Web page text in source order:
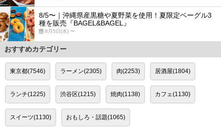
8/5〜｜沖縄県産黒糖や夏野菜を使用！夏限定ベーグル3
種を販売『BAGEL&BAGEL』
8月5日(水) 〜
おすすめカテゴリー
東京都(7546) ラーメン(2305) 肉(2253) 居酒屋(1804)
ランチ(1225) 渋谷区(1215) 焼肉(1138) カフェ(1130)
スイーツ(1130) おもしろ・話題(1065)